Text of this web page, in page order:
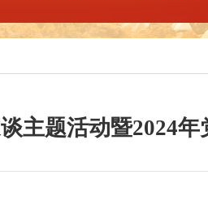
主题活动暨2024